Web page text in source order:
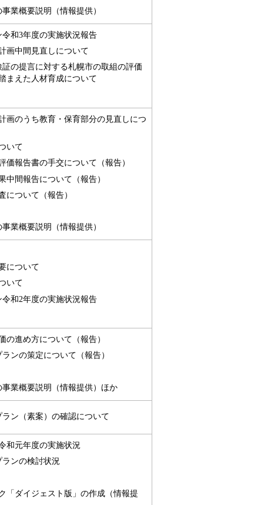
業概要説明（情報提供）
和3年度の実施状況報告
画中間見直しについて
証の提言に対する札幌市の取組の評価
まえた人材育成について
画のうち教育・保育部分の見直しにつ
いて
報告書の手交について（報告）
中間報告について（報告）
について（報告）
業概要説明（情報提供）
について
いて
和2年度の実施状況報告
の進め方について（報告）
ンの策定について（報告）
業概要説明（情報提供）ほか
ン（素案）の確認について
和元年度の実施状況
ンの検討状況
「ダイジェスト版」の作成（情報提